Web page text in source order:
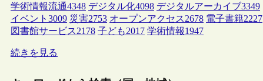
学術情報流通4348 デジタル化4098 デジタルアーカイブ3349
イベント 3009 災害2753 オープンアクセス2678 電子書籍2227
図書館サービス2178 子ども2017 学術情報1947
続きを見る